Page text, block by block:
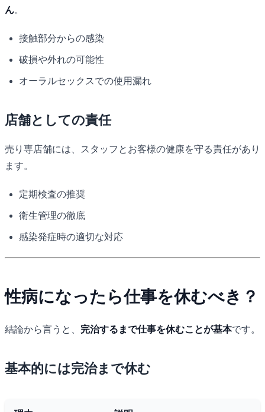
ん。
接触部分からの感染
破損や外れの可能性
オーラルセックスでの使用漏れ
店舗としての責任
売り専店舗には、スタッフとお客様の健康を守る責任があり
ます。
定期検査の推奨
衛生管理の徹底
感染発症時の適切な対応
性病になったら仕事を休むべき？
結論から言うと、 完治するまで仕事を休むことが基本です。
基本的には完治まで休む